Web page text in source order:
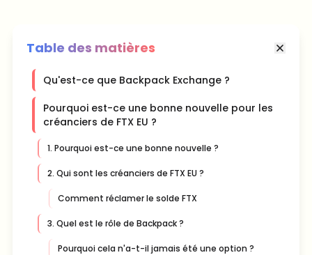
Table des matières
Qu'est-ce que Backpack Exchange ?
Pourquoi est-ce une bonne nouvelle pour les
créanciers de FTX EU ?
1. Pourquoi est-ce une bonne nouvelle ?
2. Qui sont les créanciers de FTX EU ?
Comment réclamer le solde FTX
3. Quel est le rôle de Backpack ?
Pourquoi cela n'a-t-il jamais été une option ?